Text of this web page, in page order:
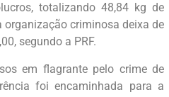
totalizando 48,84 kg de
organização criminosa deixa de
segundo a PRF.
em flagrante pelo crime de
foi encaminhada para a